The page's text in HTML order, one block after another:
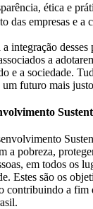
ética e
das empresas e a
integração desses
a
e a sociedade.
futuro mais
a pobreza,
em todos os
Estes são os
contribuindo a fim